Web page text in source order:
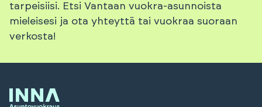
tarpeisiisi. Etsi Vantaan vuokra-asunnoista
mieleisesi ja ota yhteyttä tai vuokraa suoraan
verkosta!